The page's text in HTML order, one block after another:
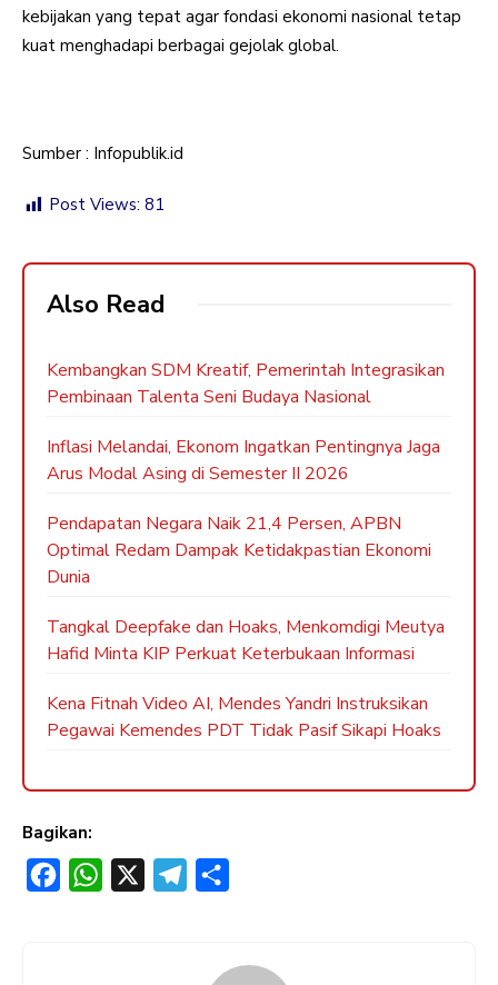
kebijakan yang tepat agar fondasi ekonomi nasional tetap
kuat menghadapi berbagai gejolak global.
Sumber : Infopublik.id
Post Views: 81
Also Read
Kembangkan SDM Kreatif, Pemerintah Integrasikan
Pembinaan Talenta Seni Budaya Nasional
Inflasi Melandai, Ekonom Ingatkan Pentingnya Jaga
Arus Modal Asing di Semester II 2026
Pendapatan Negara Naik 21,4 Persen, APBN
Optimal Redam Dampak Ketidakpastian Ekonomi
Dunia
Tangkal Deepfake dan Hoaks, Menkomdigi Meutya
Hafid Minta KIP Perkuat Keterbukaan Informasi
Kena Fitnah Video AI, Mendes Yandri Instruksikan
Pegawai Kemendes PDT Tidak Pasif Sikapi Hoaks
Bagikan:
W
r